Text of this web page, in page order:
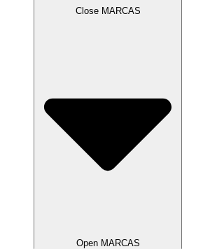
Close MARCAS
Open MARCAS